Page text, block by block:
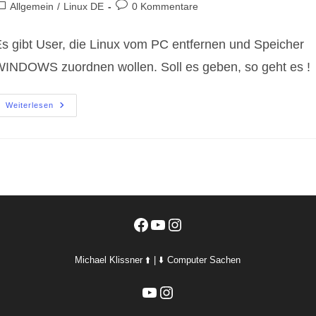
Allgemein / Linux DE
Beitrags-
0 Kommentare
gibt User, die Linux vom PC entfernen und Speicher
zuordnen wollen. Soll es geben, so geht es !
Weiterlesen
Linux
Vom
Facebook
YouTubeInstagram
Michael Klissner ⬆️ | ⬇️ Computer Sachen
YouTubeInstagram